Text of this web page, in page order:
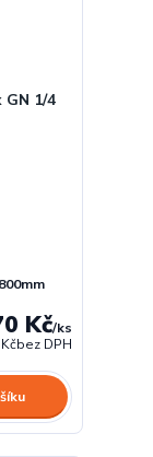
Kč/ks
bez DPH